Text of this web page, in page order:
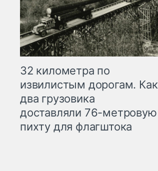
32 километра по
извилистым дорогам. Как
два грузовика
доставляли 76-метровую
пихту для флагштока